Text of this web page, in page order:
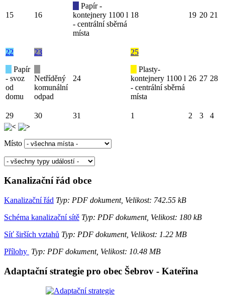
15 16
Papír -
kontejnery 1100 l
- centrální sběrná
místa
18 19 20 21
22
Papír
- svoz
od
domu
23
Netříděný
komunální
odpad
24
25
Plasty-
kontejnery 1100 l
- centrální sběrná
místa
26 27 28
29 30 31 1 2 3 4
Místo
Kanalizační řád obce
Kanalizační řád Typ: PDF dokument, Velikost: 742.55 kB
Schéma kanalizační sítě Typ: PDF dokument, Velikost: 180 kB
Síť širších vztahů Typ: PDF dokument, Velikost: 1.22 MB
Přílohy Typ: PDF dokument, Velikost: 10.48 MB
Adaptační strategie pro obec Šebrov - Kateřina